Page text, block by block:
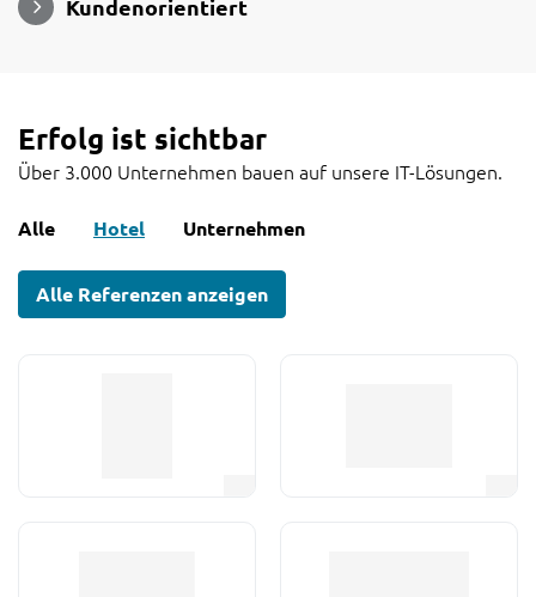
Kundenorientiert
Erfolg ist sichtbar
Über 3.000 Unternehmen bauen auf unsere IT-Lösungen.
Alle Hotel Unternehmen
Alle Referenzen anzeigen